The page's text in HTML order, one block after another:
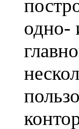
одно-